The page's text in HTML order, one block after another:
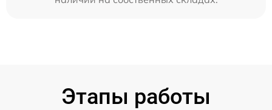
Этапы работы